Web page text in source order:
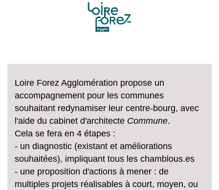
Loire Forez Agglomération propose un
accompagnement pour les communes
souhaitant redynamiser leur centre-bourg, avec
l'aide du cabinet d'architecte Commune.
Cela se fera en 4 étapes :
- un diagnostic (existant et améliorations
souhaitées), impliquant tous les chamblous.es
- une proposition d'actions à mener : de
multiples projets réalisables à court, moyen, ou